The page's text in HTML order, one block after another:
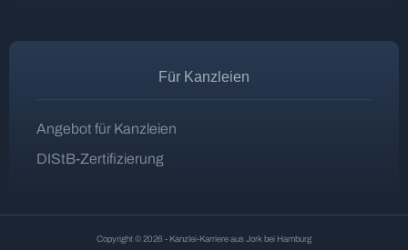
Für Kanzleien
Angebot für Kanzleien
DIStB-Zertifizierung
Copyright © 2026 - Kanzlei-Karriere aus Jork bei Hamburg